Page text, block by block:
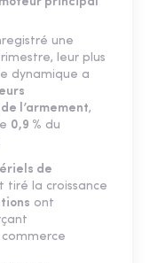
une
leur plus
dynamique a
l’armement,
0,9 % du
de
tiré la croissance
ont